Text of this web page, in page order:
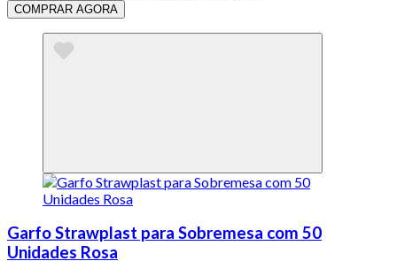
COMPRAR AGORA
Garfo Strawplast para Sobremesa com 50
Unidades Rosa